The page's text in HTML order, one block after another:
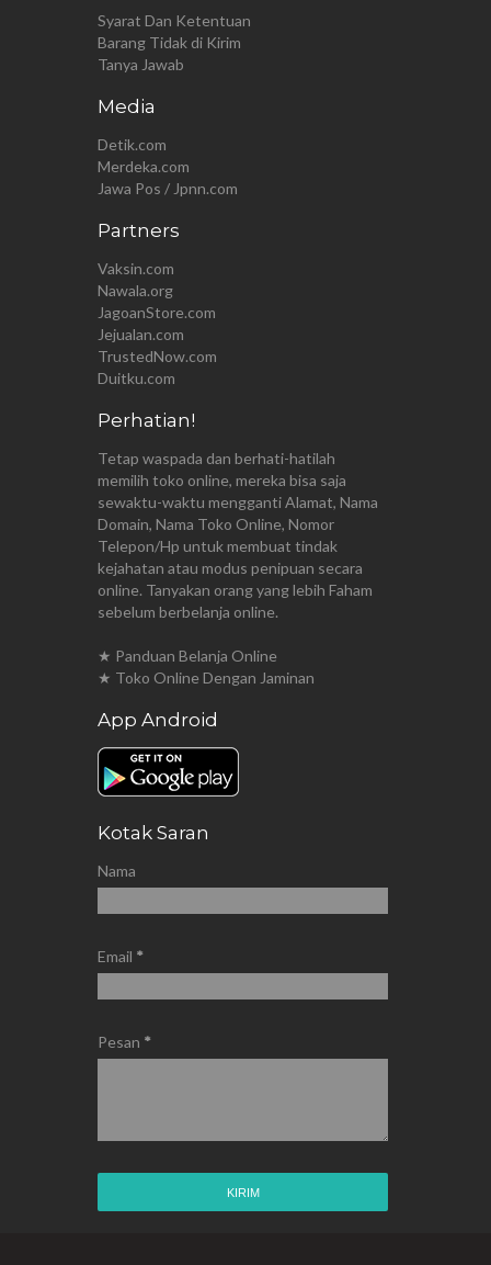
Syarat Dan Ketentuan
Barang Tidak di Kirim
Tanya Jawab
Media
Detik.com
Merdeka.com
Jawa Pos / Jpnn.com
Partners
Vaksin.com
Nawala.org
JagoanStore.com
Jejualan.com
TrustedNow.com
Duitku.com
Perhatian!
Tetap waspada dan berhati-hatilah
memilih toko online, mereka bisa saja
sewaktu-waktu mengganti Alamat, Nama
Domain, Nama Toko Online, Nomor
Telepon/Hp untuk membuat tindak
kejahatan atau modus penipuan secara
online. Tanyakan orang yang lebih Faham
sebelum berbelanja online.
★ Panduan Belanja Online
★ Toko Online Dengan Jaminan
App Android
Kotak Saran
Nama
Email *
Pesan *